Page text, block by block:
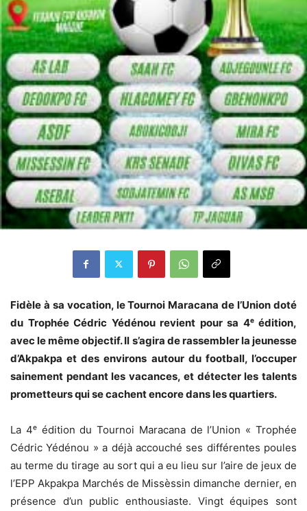
Fidèle à sa vocation, le Tournoi Maracana de l’Union doté
du Trophée Cédric Yédénou revient pour sa 4ᵉ édition,
avec le même objectif. Il s’agira de rassembler la jeunesse
d’Akpakpa et des environs autour du football, l’occuper
sainement pendant les vacances, et détecter les talents
prometteurs qui se cachent encore dans les quartiers.
La 4ᵉ édition du Tournoi Maracana de l’Union « Trophée
Cédric Yédénou » a déjà accouché ses différentes poules
au terme du tirage au sort qui a eu lieu sur l’aire de jeux de
l’EPP Akpakpa Marchés de Missèssin dimanche dernier, en
présence d’un public enthousiaste. Vingt équipes sont